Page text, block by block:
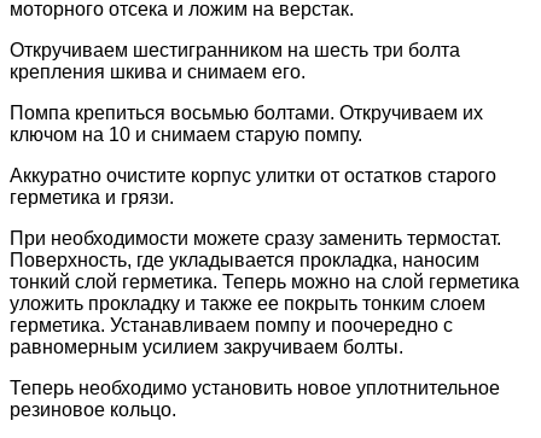
моторного отсека и ложим на верстак.
Откручиваем шестигранником на шесть три болта
крепления шкива и снимаем его.
Помпа крепиться восьмью болтами. Откручиваем их
ключом на 10 и снимаем старую помпу.
Аккуратно очистите корпус улитки от остатков старого
герметика и грязи.
При необходимости можете сразу заменить термостат.
Поверхность, где укладывается прокладка, наносим
тонкий слой герметика. Теперь можно на слой герметика
уложить прокладку и также ее покрыть тонким слоем
герметика. Устанавливаем помпу и поочередно с
равномерным усилием закручиваем болты.
Теперь необходимо установить новое уплотнительное
резиновое кольцо.